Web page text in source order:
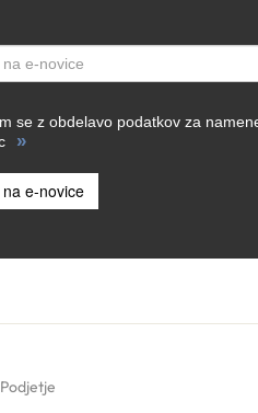
se z obdelavo podatkov za
»
e-novice
Podjetje